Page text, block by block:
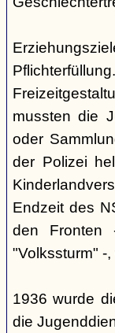
mussten die
oder
der Polizei
Endzeit des
den Fronten
"Volkssturm" -
1936 wurde
die